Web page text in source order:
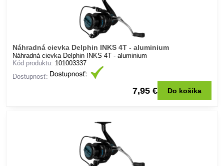
Náhradná cievka Delphin INKS 4T - aluminium
Náhradná cievka Delphin INKS 4T - aluminium
Kód produktu: 101003337
Dostupnosť:
7,95 € Do košíka